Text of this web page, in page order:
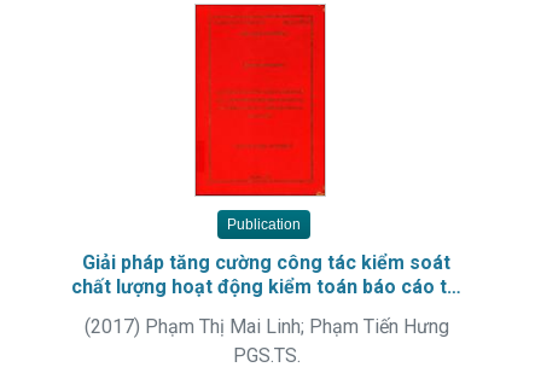
Publication
Giải pháp tăng cường công tác kiểm soát
chất lượng hoạt động kiểm toán báo cáo tài
A&C : Luận văn thạc sỹ kinh tế. Chuyên
ngành: Kế toán
(2017) Phạm Thị Mai Linh; Phạm Tiến Hưng
PGS.TS.